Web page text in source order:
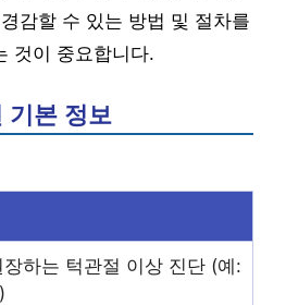
감할 수 있는 방법 및 절차를
것이 중요합니다.
기본 정보
하는 턱관절 이상 진단 (예: